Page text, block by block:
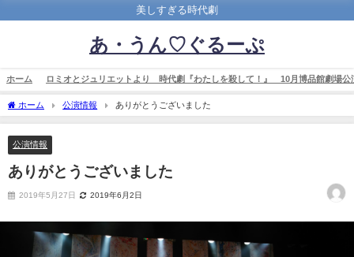
美しすぎる時代劇
あ・うん♡ぐるーぷ
ホーム ロミオとジュリエットより 時代劇『わたしを殺して！』 10月博品館劇場公
ホーム 公演情報 ありがとうございました
公演情報
ありがとうございました
2019年5月27日 2019年6月2日